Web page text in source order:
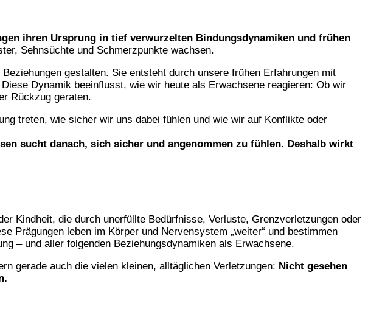
ihren Ursprung in tief verwurzelten Bindungsdynamiken und frühen
Sehnsüchte und Schmerzpunkte wachsen.
gestalten. Sie entsteht durch unsere frühen Erfahrungen mit
Dynamik beeinflusst, wie wir heute als Erwachsene reagieren: Ob wir
Rückzug geraten.
treten, wie sicher wir uns dabei fühlen und wie wir auf Konflikte oder
sucht danach, sich sicher und angenommen zu fühlen. Deshalb wirkt
Kindheit, die durch unerfüllte Bedürfnisse, Verluste, Grenzverletzungen oder
Prägungen leben im Körper und Nervensystem „weiter“ und bestimmen
– und aller folgenden Beziehungsdynamiken als Erwachsene.
gerade auch die vielen kleinen, alltäglichen Verletzungen: Nicht gesehen